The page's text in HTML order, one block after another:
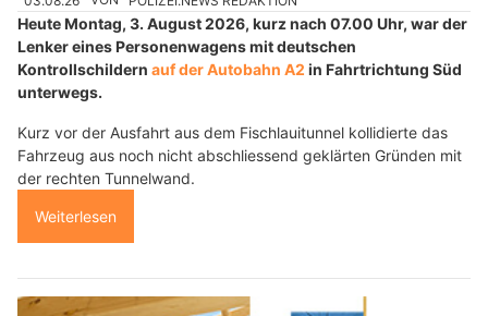
Heute Montag, 3. August 2026, kurz nach 07.00 Uhr, war der
Lenker eines Personenwagens mit deutschen
Kontrollschildern auf der Autobahn A2 in Fahrtrichtung Süd
unterwegs.
Kurz vor der Ausfahrt aus dem Fischlauitunnel kollidierte das
Fahrzeug aus noch nicht abschliessend geklärten Gründen mit
der rechten Tunnelwand.
Weiterlesen